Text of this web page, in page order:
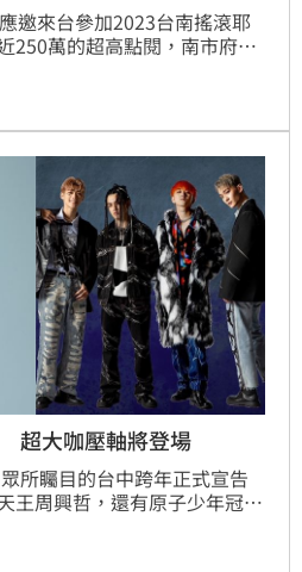
邀來台參加2023台南搖滾耶
250萬的超高點閱，南市府指
導致感冒，但仍克服身體不
超大咖壓軸將登場
所矚目的台中跨年正式宣告
王周興哲，還有原子少年冠軍
長達6小時巨星卡司輪番上